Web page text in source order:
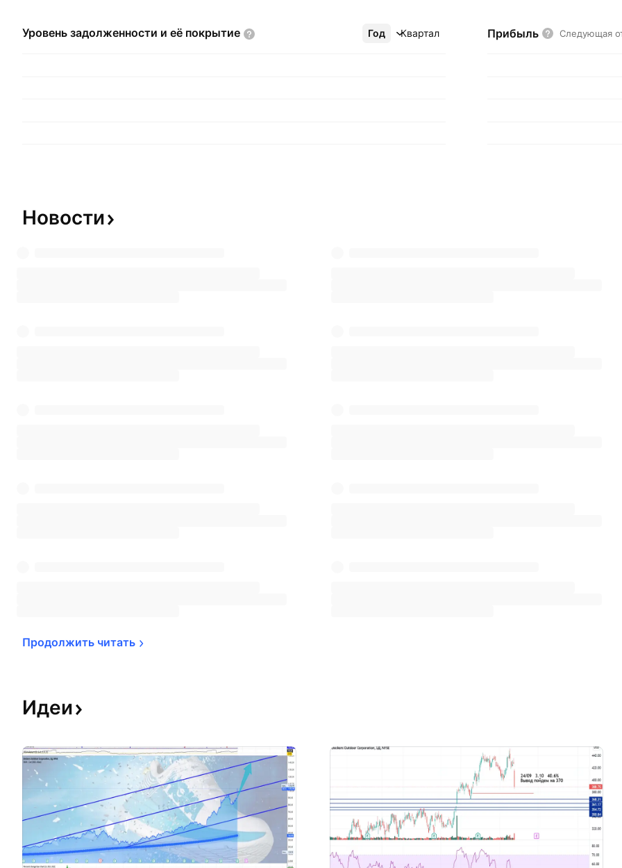
Уровень задолженности и её покрытие Год Квартал
Ещё Прибыль Следующая
Новости
Продолжить читать
Идеи